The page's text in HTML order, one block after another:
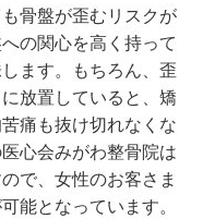
骨盤が歪むリスクが
の関心を高く持って
ます。もちろん、歪
放置していると、矯
痛も抜け切れなくな
心会みがわ整骨院は
で、女性のお客さま
能となっています。